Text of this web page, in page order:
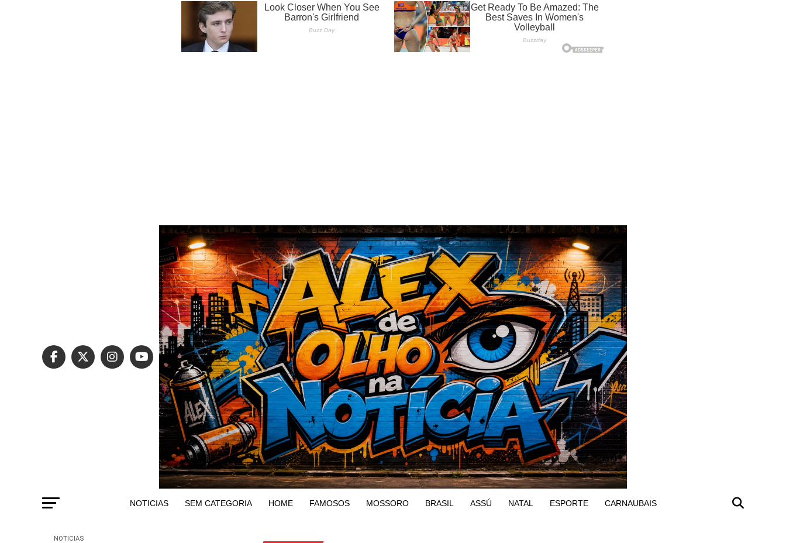
NOTICIAS SEM CATEGORIA HOME FAMOSOS MOSSORO BRASIL ASSÚ NATAL ESPORTE CARNAUBAIS
NOTICIAS